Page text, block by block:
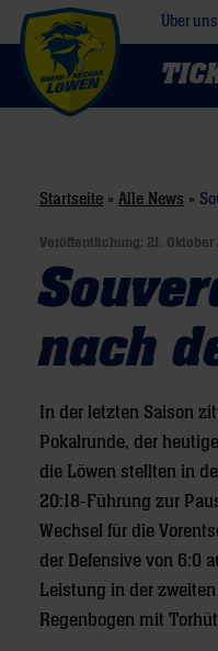
Über uns
Startseite » Alle News »
Veröffentlichung: 21. Oktober
nach
In der letzten Saison
Pokalrunde, der
die Löwen stellten in
20:18-Führung zur
Wechsel für die
der Defensive von 6:0
Leistung in der
Regenbogen mit